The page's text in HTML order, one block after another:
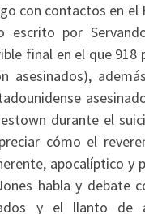
con contactos en el
por
final en el que 918
asesinados),
durante el
cómo el
apocalíptico y
habla y debate
y el llanto de